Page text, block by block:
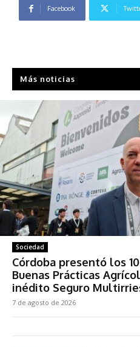
Facebook
Más noticias
Sociedad
Córdoba presentó los
Buenas Prácticas
inédito Seguro
7 de agosto de 2026